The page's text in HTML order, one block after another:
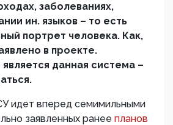
заболеваниях,
ин. языков – то есть
портрет человека. Как,
в проекте.
данная система –
идет вперед семимильными
заявленных ранее планов